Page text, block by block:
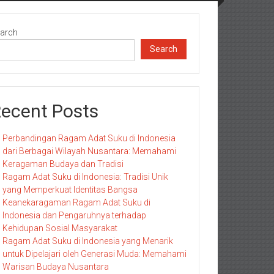
Search
Posts
Perbandingan Ragam Adat Suku di Indonesia
dari Berbagai Wilayah Nusantara: Memahami
Keragaman Budaya dan Tradisi
Ragam Adat Suku di Indonesia: Tradisi Unik
yang Memperkuat Identitas Bangsa
Keanekaragaman Ragam Adat Suku di
Indonesia dan Pengaruhnya terhadap
Kehidupan Sosial Masyarakat
Ragam Adat Suku di Indonesia yang Menarik
untuk Dipelajari oleh Generasi Muda: Memahami
Warisan Budaya Nusantara